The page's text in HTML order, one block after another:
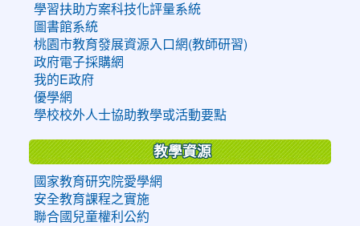
學習扶助方案科技化評量系統
圖書館系統
桃園市教育發展資源入口網(教師研習)
政府電子採購網
我的E政府
優學網
學校校外人士協助教學或活動要點
教學資源
國家教育研究院愛學網
安全教育課程之實施
聯合國兒童權利公約